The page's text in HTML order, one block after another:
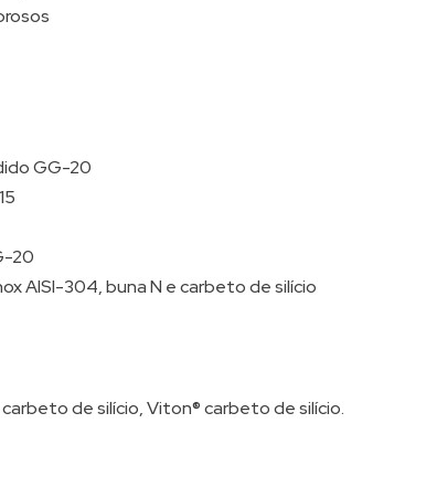
GG-20
20
AISI-304, buna N e carbeto de silício
carbeto de silício, Viton® carbeto de silício.